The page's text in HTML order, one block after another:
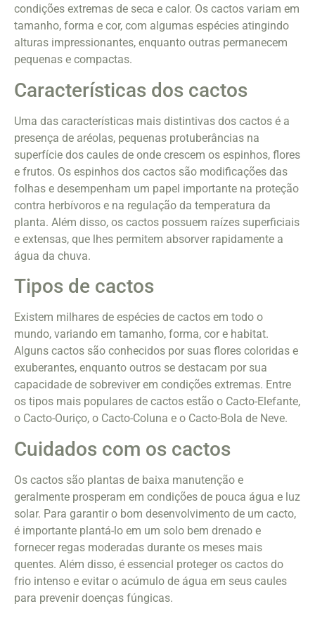
condições extremas de seca e calor. Os cactos variam em
tamanho, forma e cor, com algumas espécies atingindo
alturas impressionantes, enquanto outras permanecem
pequenas e compactas.
Características dos cactos
Uma das características mais distintivas dos cactos é a
presença de aréolas, pequenas protuberâncias na
superfície dos caules de onde crescem os espinhos, flores
e frutos. Os espinhos dos cactos são modificações das
folhas e desempenham um papel importante na proteção
contra herbívoros e na regulação da temperatura da
planta. Além disso, os cactos possuem raízes superficiais
e extensas, que lhes permitem absorver rapidamente a
água da chuva.
Tipos de cactos
Existem milhares de espécies de cactos em todo o
mundo, variando em tamanho, forma, cor e habitat.
Alguns cactos são conhecidos por suas flores coloridas e
exuberantes, enquanto outros se destacam por sua
capacidade de sobreviver em condições extremas. Entre
os tipos mais populares de cactos estão o Cacto-Elefante,
o Cacto-Ouriço, o Cacto-Coluna e o Cacto-Bola de Neve.
Cuidados com os cactos
Os cactos são plantas de baixa manutenção e
geralmente prosperam em condições de pouca água e luz
solar. Para garantir o bom desenvolvimento de um cacto,
é importante plantá-lo em um solo bem drenado e
fornecer regas moderadas durante os meses mais
quentes. Além disso, é essencial proteger os cactos do
frio intenso e evitar o acúmulo de água em seus caules
para prevenir doenças fúngicas.